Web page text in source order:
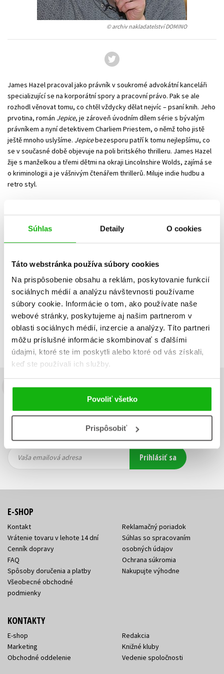
Súhlas Detaily O cookies
Táto webstránka používa súbory cookies
Na prispôsobenie obsahu a reklám, poskytovanie funkcií
sociálnych médií a analýzu návštevnosti používame
súbory cookie. Informácie o tom, ako používate naše
webové stránky, poskytujeme aj našim partnerom v
oblasti sociálnych médií, inzercie a analýzy. Títo partneri
môžu príslušné informácie skombinovať s ďalšími
údajmi, ktoré ste im poskytli alebo ktoré od vás získali,
keď ste používali ich služby.
Povoliť všetko
Prispôsobiť
Technické vedy
Učebnice
Umenie a kultúra
Young adult
Young adult (SK)
© archiv nakladatelství DOMINO
James Hazel pracoval jako právník v soukromé advokátní kanceláři
specializující se na korporátní spory a pracovní právo. Pak se ale
rozhodl věnovat tomu, co chtěl vždycky dělat nejvíc – psaní knih. Jeho
prvotina, román Jepice, je zároveň úvodním dílem série s bývalým
právníkem a nyní detektivem Charliem Priestem, o němž toho jistě
ještě mnoho uslyšíme. Jepicebezesporu patří k tomu nejlepšímu, co
se v současné době objevuje na poli britského thrilleru. James Hazel
žije s manželkou a třemi dětmi na okraji Lincolnshire Wolds, zajímá se
o kriminologii a je vášnivým čtenářem thrillerů. Miluje indie hudbu a
retro styl.
Strážny pes
Dátum vydania Predajnosť
Názov
Neboli nájdené žiadne tituly
Budete to vedieť ako prvý!
Zaujíma Vás, aký knižný hit práve vychádza, na aký tovar je
Vaša
emailová
Vaša
emailová
Vaša emailová adresa Prihlásiť sa
E-SHOP
Kontakt
Vrátenie tovaru v lehote 14 dní
Cenník dopravy
FAQ
Spôsoby doručenia a platby
Všeobecné obchodné
podmienky
Reklamačný poriadok
Súhlas so spracovaním
osobných údajov
Ochrana súkromia
Nakupujte výhodne
KONTAKTY
E-shop
Marketing
Obchodné oddelenie
Redakcia
Knižné kluby
Vedenie spoločnosti